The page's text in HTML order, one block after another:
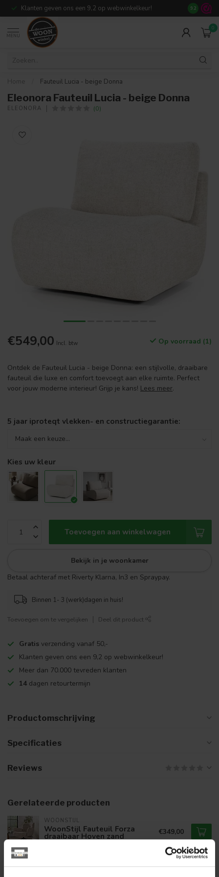
Klanten geven ons een 9,2 op webwinkelkeur! Meer dan
9.2
MENU
0
Home Fauteuil Lucia - beige Donna
Eleonora Fauteuil Lucia - beige Donna
ELEONORA (0)
€549,00 Incl. btw Op voorraad (1)
Ontdek de Fauteuil Lucia - beige Donna: een stijlvolle, draaibare
fauteuil die luxe en comfort toevoegt aan elke ruimte. Perfect
voor jouw moderne interieur! Grijp je kans! Lees meer.
5 jaar iproteqt vlekken- en constructiegarantie:
Kies uw kleur
Toevoegen aan winkelwagen
Bekijk in je woonkamer
Betaal achteraf met Riverty Klarna, In3 en Spraypay.
Binnen 1- 3 (werk)dagen in huis!
Toevoegen om te vergelijken Deel dit product
Gratis verzending vanaf 50,-
Klanten geven ons een 9,2 op webwinkelkeur!
Meer dan 70.000 tevreden klanten
14 dagen retourtermijn
Productomschrijving
Specificaties
Reviews
Gerelateerde producten
WOONSTIJL
WoonStijl Fauteuil Forza
draaibaar Hoven zand €349,00
ELEONORA